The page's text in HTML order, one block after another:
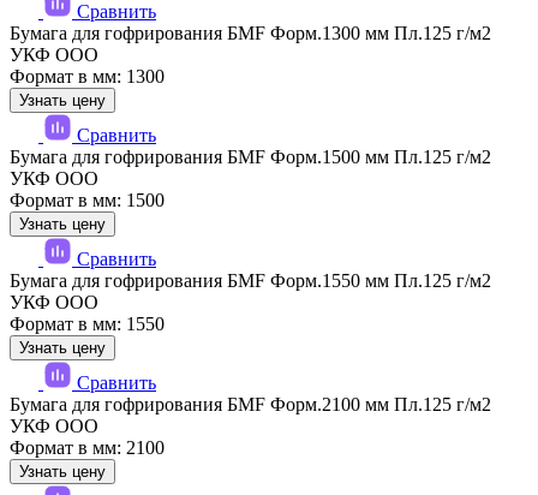
Сравнить
Бумага для гофрирования БМF Форм.1300 мм Пл.125 г/м2
УКФ ООО
Формат в мм: 1300
Узнать цену
Сравнить
Бумага для гофрирования БМF Форм.1500 мм Пл.125 г/м2
УКФ ООО
Формат в мм: 1500
Узнать цену
Сравнить
Бумага для гофрирования БМF Форм.1550 мм Пл.125 г/м2
УКФ ООО
Формат в мм: 1550
Узнать цену
Сравнить
Бумага для гофрирования БМF Форм.2100 мм Пл.125 г/м2
УКФ ООО
Формат в мм: 2100
Узнать цену